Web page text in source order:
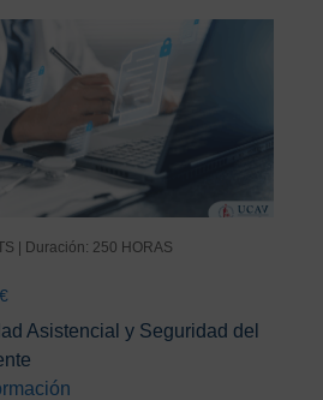
| Duración: 250 HORAS
€
Asistencial y Seguridad del